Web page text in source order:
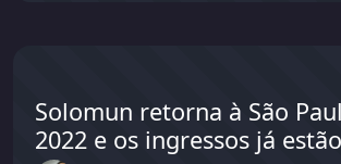
Solomun retorna à São
2022 e os ingressos já